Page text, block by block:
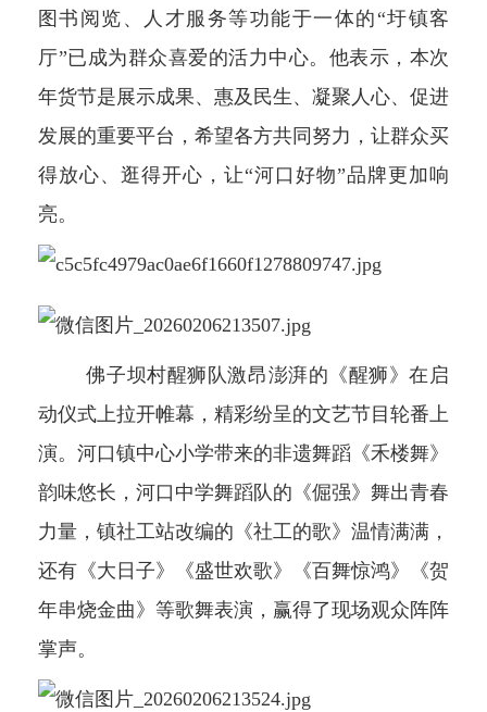
图书阅览、人才服务等功能于一体的“圩镇客
厅”已成为群众喜爱的活力中心。他表示，本次
年货节是展示成果、惠及民生、凝聚人心、促进
发展的重要平台，希望各方共同努力，让群众买
得放心、逛得开心，让“河口好物”品牌更加响
亮。
佛子坝村醒狮队激昂澎湃的《醒狮》在启
动仪式上拉开帷幕，精彩纷呈的文艺节目轮番上
演。河口镇中心小学带来的非遗舞蹈《禾楼舞》
韵味悠长，河口中学舞蹈队的《倔强》舞出青春
力量，镇社工站改编的《社工的歌》温情满满，
还有《大日子》《盛世欢歌》《百舞惊鸿》《贺
年串烧金曲》等歌舞表演，赢得了现场观众阵阵
掌声。